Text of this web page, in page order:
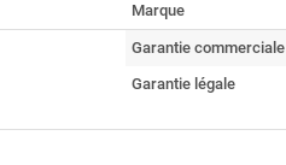
Marque
Garantie commerciale
Garantie légale